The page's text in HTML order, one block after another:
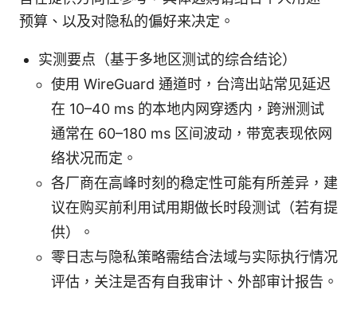
预算、以及对隐私的偏好来决定。
实测要点（基于多地区测试的综合结论）
使用 WireGuard 通道时，台湾出站常见延迟
在 10–40 ms 的本地内网穿透内，跨洲测试
通常在 60–180 ms 区间波动，带宽表现依网
络状况而定。
各厂商在高峰时刻的稳定性可能有所差异，建
议在购买前利用试用期做长时段测试（若有提
供）。
零日志与隐私策略需结合法域与实际执行情况
评估，关注是否有自我审计、外部审计报告。